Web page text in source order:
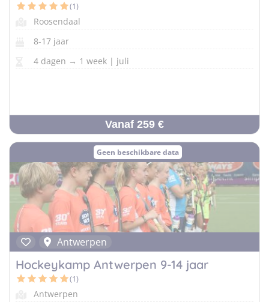
(1)
Roosendaal
8-17 jaar
4 dagen → 1 week | juli
Vanaf 259 €
Geen beschikbare data
Antwerpen
Hockeykamp Antwerpen 9-14 jaar
(1)
Antwerpen